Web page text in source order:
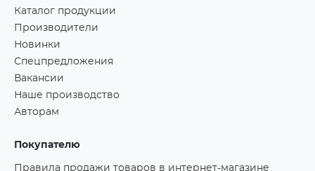
Каталог продукции
Производители
Новинки
Спецпредложения
Вакансии
Наше производство
Авторам
Покупателю
Правила продажи товаров в интернет-магазине